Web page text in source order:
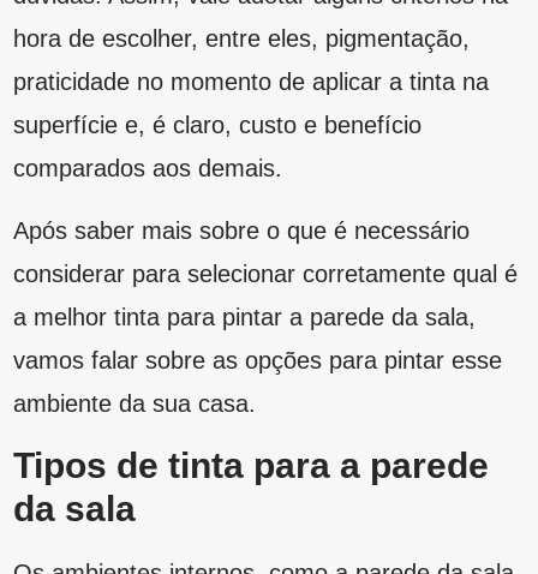
vamos falar sobre as opções para pintar esse
ambiente da sua casa.
Tipos de tinta para a parede
da sala
Os ambientes internos, como a parede da sala,
precisam ser projetados para trazer conforto e
tranquilidade e, claro, combinar com todos os
outros elementos do espaço. Assim, esse
superfície.
Agora, vamos falar sobre os
para parede interna